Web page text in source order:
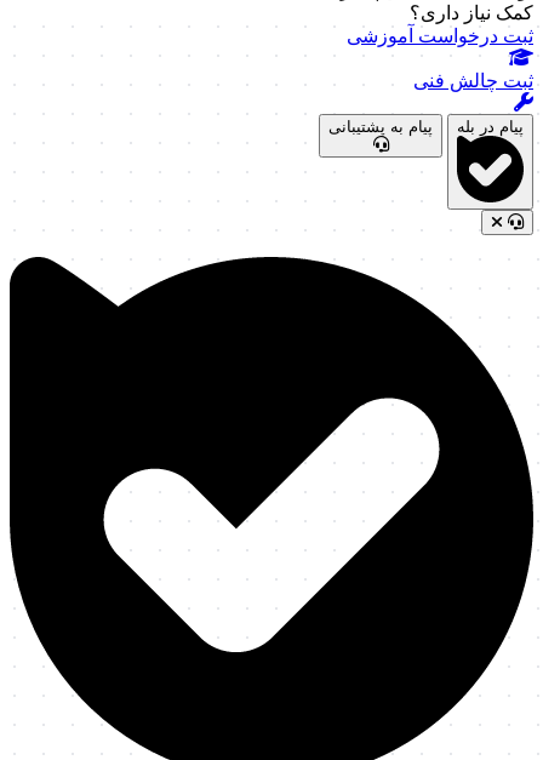
کمک نیاز داری؟
ثبت درخواست آموزشی
ثبت چالش فنی
پیام در بله پیام به پشتیبانی